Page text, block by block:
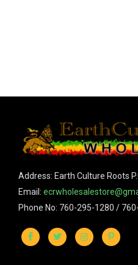
Address: Earth Culture Roots
Email:
Phone No: 760-295-1280 /